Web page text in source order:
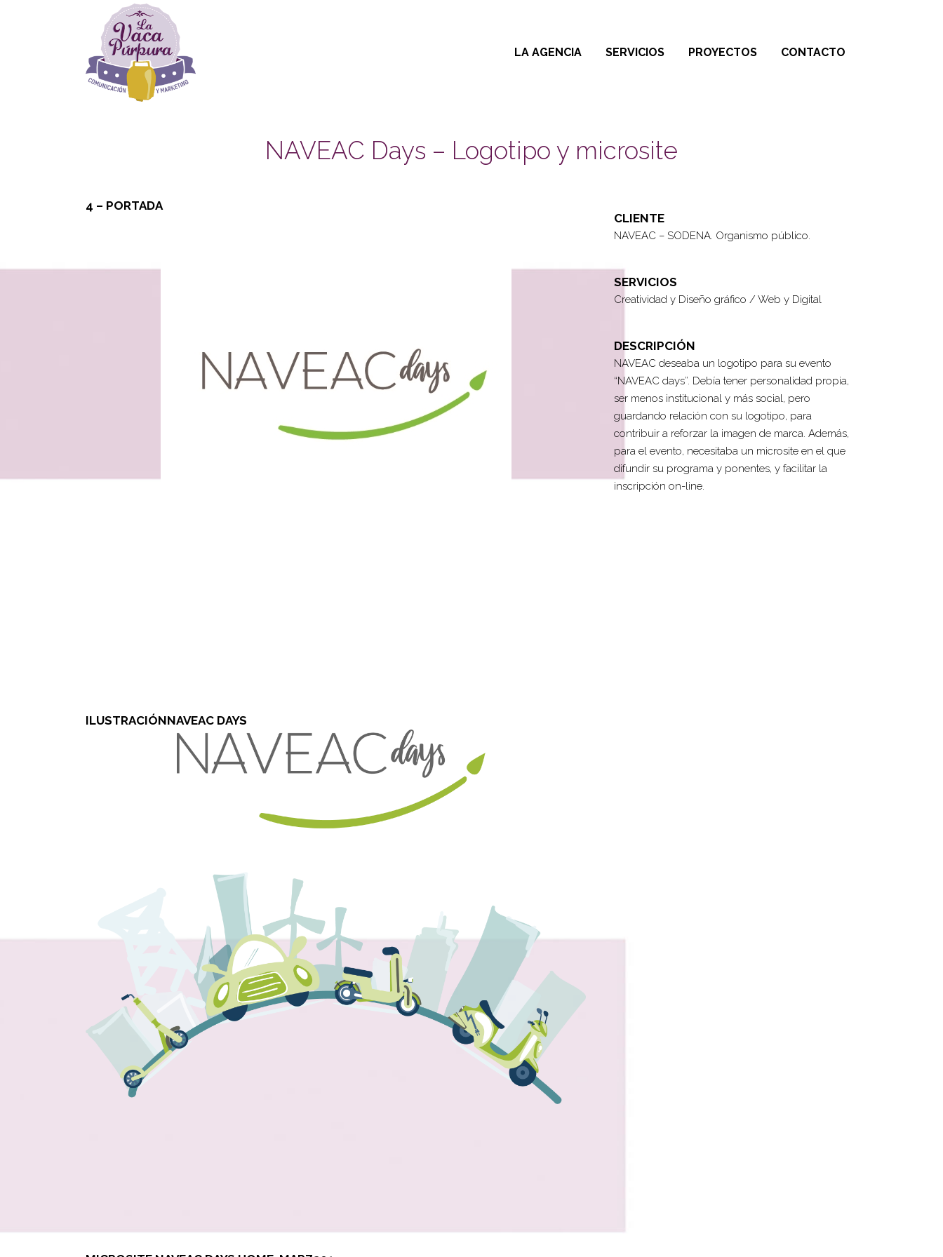
LA AGENCIA SERVICIOS PROYECTOS CONTACTO
NAVEAC Days – Logotipo y microsite
4 – PORTADA
ILUSTRACIÓNNAVEAC DAYS
CLIENTE
NAVEAC – SODENA. Organismo público.
SERVICIOS
Creatividad y Diseño gráfico / Web y Digital
DESCRIPCIÓN
NAVEAC deseaba un logotipo para su evento
“NAVEAC days”. Debía tener personalidad propia,
ser menos institucional y más social, pero
guardando relación con su logotipo, para
contribuir a reforzar la imagen de marca. Además,
para el evento, necesitaba un microsite en el que
difundir su programa y ponentes, y facilitar la
inscripción on-line.